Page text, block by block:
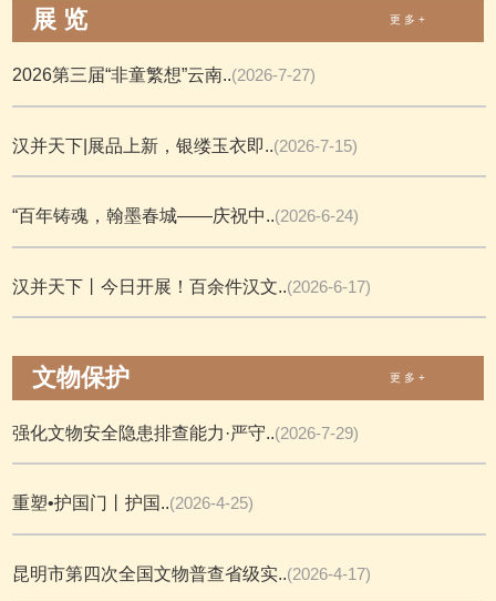
展 览 更 多 +
2026第三届“非童繁想”云南..(2026-7-27)
汉并天下|展品上新，银缕玉衣即..(2026-7-15)
“百年铸魂，翰墨春城——庆祝中..(2026-6-24)
汉并天下丨今日开展！百余件汉文..(2026-6-17)
文物保护 更 多 +
强化文物安全隐患排查能力·严守..(2026-7-29)
重塑•护国门丨护国..(2026-4-25)
昆明市第四次全国文物普查省级实..(2026-4-17)